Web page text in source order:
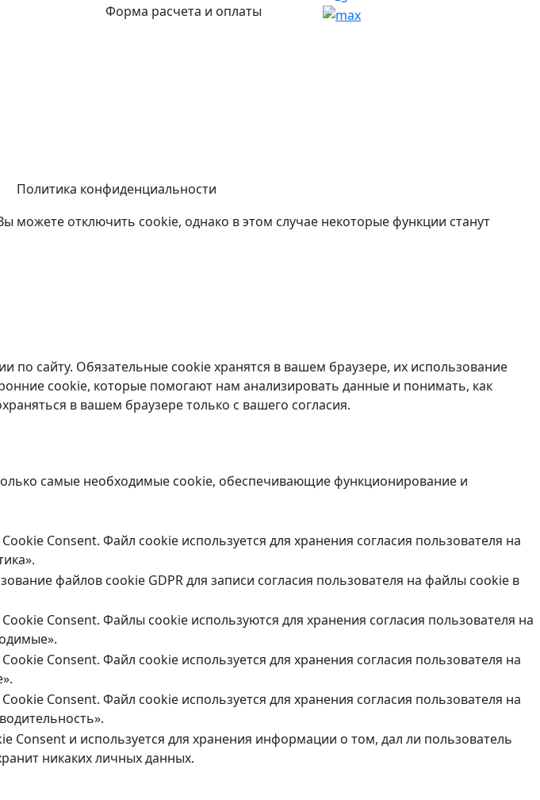
Форма расчета и оплаты
Политика конфиденциальности
отключить cookie, однако в этом случае некоторые функции станут
по сайту. Обязательные cookie хранятся в вашем браузере, их использование
cookie, которые помогают нам анализировать данные и понимать, как
в вашем браузере только с вашего согласия.
самые необходимые cookie, обеспечивающие функционирование и
Consent. Файл cookie используется для хранения согласия пользователя на
файлов cookie GDPR для записи согласия пользователя на файлы cookie в
Consent. Файлы cookie используются для хранения согласия пользователя на
Consent. Файл cookie используется для хранения согласия пользователя на
Consent. Файл cookie используется для хранения согласия пользователя на
Consent и используется для хранения информации о том, дал ли пользователь
никаких личных данных.